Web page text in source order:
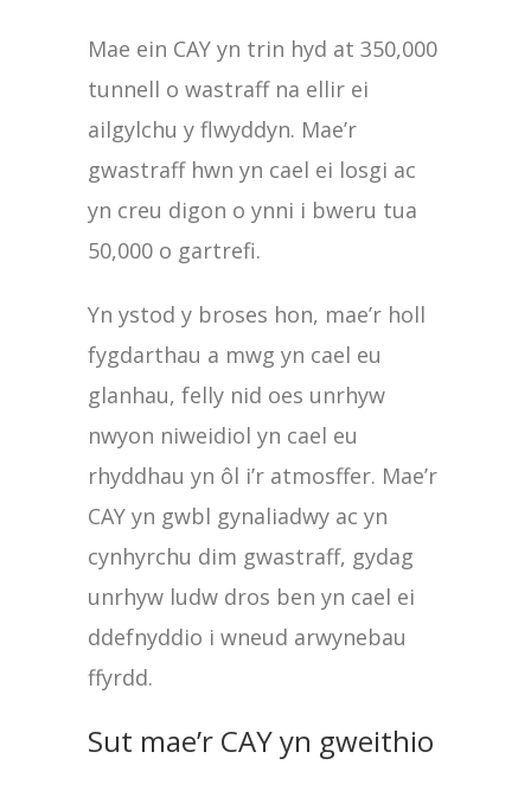
Mae ein CAY yn trin hyd at 350,000
tunnell o wastraff na ellir ei
ailgylchu y flwyddyn. Mae’r
gwastraff hwn yn cael ei losgi ac
yn creu digon o ynni i bweru tua
50,000 o gartrefi.
Yn ystod y broses hon, mae’r holl
fygdarthau a mwg yn cael eu
glanhau, felly nid oes unrhyw
nwyon niweidiol yn cael eu
rhyddhau yn ôl i’r atmosffer. Mae’r
CAY yn gwbl gynaliadwy ac yn
cynhyrchu dim gwastraff, gydag
unrhyw ludw dros ben yn cael ei
ddefnyddio i wneud arwynebau
ffyrdd.
Sut mae’r CAY yn gweithio